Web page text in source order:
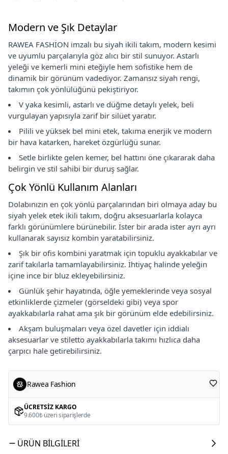
Modern ve Şık Detaylar
RAWEA FASHİON imzalı bu siyah ikili takım, modern kesimi
ve uyumlu parçalarıyla göz alıcı bir stil sunuyor. Astarlı
yeleği ve kemerli mini eteğiyle hem sofistike hem de
dinamik bir görünüm vadediyor. Zamansız siyah rengi,
takımın çok yönlülüğünü pekiştiriyor.
V yaka kesimli, astarlı ve düğme detaylı yelek, beli
vurgulayan yapısıyla zarif bir silüet yaratır.
Pilili ve yüksek bel mini etek, takıma enerjik ve modern
bir hava katarken, hareket özgürlüğü sunar.
Setle birlikte gelen kemer, bel hattını öne çıkararak daha
belirgin ve stil sahibi bir duruş sağlar.
Çok Yönlü Kullanım Alanları
Dolabınızın en çok yönlü parçalarından biri olmaya aday bu
siyah yelek etek ikili takım, doğru aksesuarlarla kolayca
farklı görünümlere bürünebilir. İster bir arada ister ayrı ayrı
kullanarak sayısız kombin yaratabilirsiniz.
Şık bir ofis kombini yaratmak için topuklu ayakkabılar ve
zarif takılarla tamamlayabilirsiniz. İhtiyaç halinde yeleğin
içine ince bir bluz ekleyebilirsiniz.
Günlük şehir hayatında, öğle yemeklerinde veya sosyal
etkinliklerde çizmeler (görseldeki gibi) veya spor
ayakkabılarla rahat ama şık bir görünüm elde edebilirsiniz.
Akşam buluşmaları veya özel davetler için iddialı
aksesuarlar ve stiletto ayakkabılarla takımı hızlıca daha
çarpıcı hale getirebilirsiniz.
Rawea Fashion
ÜCRETSIZ KARGO
9.600₺ üzeri siparişlerde
ÜRÜN BILGILERI